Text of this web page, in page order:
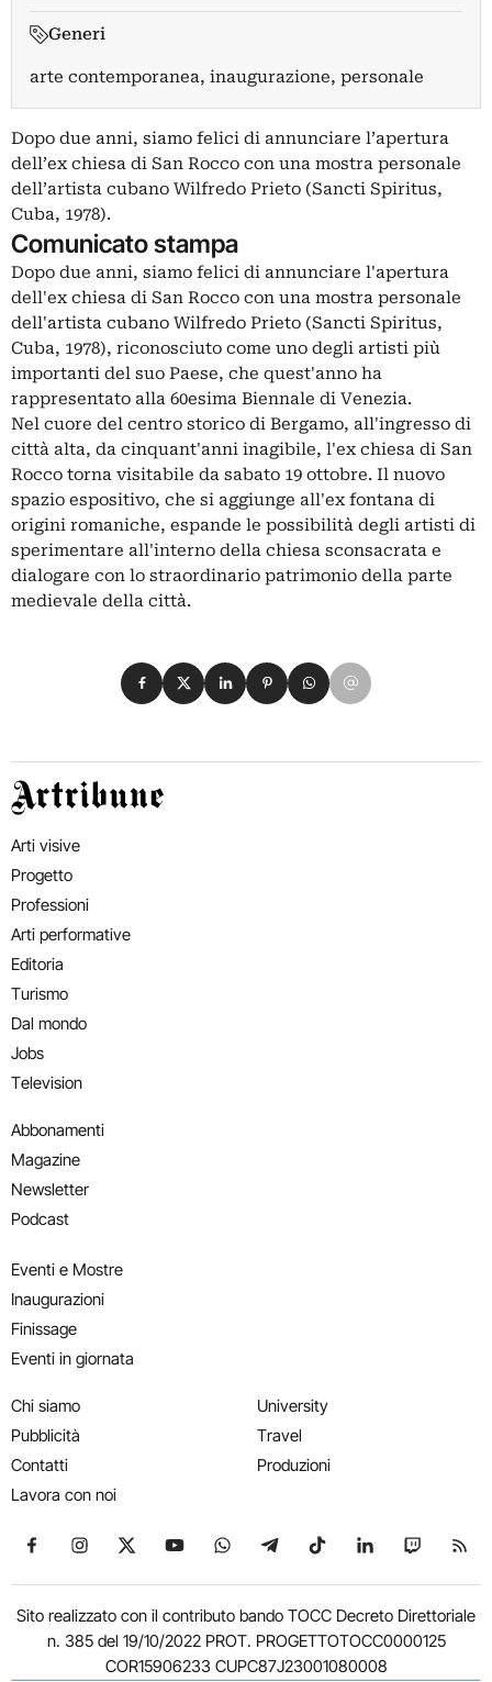
Generi
arte contemporanea, inaugurazione, personale
Dopo due anni, siamo felici di annunciare l’apertura
dell’ex chiesa di San Rocco con una mostra personale
dell’artista cubano Wilfredo Prieto (Sancti Spiritus,
Cuba, 1978).
Comunicato stampa
Dopo due anni, siamo felici di annunciare l'apertura
dell'ex chiesa di San Rocco con una mostra personale
dell'artista cubano Wilfredo Prieto (Sancti Spiritus,
Cuba, 1978), riconosciuto come uno degli artisti più
importanti del suo Paese, che quest'anno ha
rappresentato alla 60esima Biennale di Venezia.
Nel cuore del centro storico di Bergamo, all'ingresso di
città alta, da cinquant'anni inagibile, l'ex chiesa di San
Rocco torna visitabile da sabato 19 ottobre. Il nuovo
spazio espositivo, che si aggiunge all'ex fontana di
origini romaniche, espande le possibilità degli artisti di
sperimentare all'interno della chiesa sconsacrata e
dialogare con lo straordinario patrimonio della parte
medievale della città.
Condividi su Facebook
Condividi su X
Condividi su LinkedIn
Condividi su Pinterest
Condividi su WhatsApp
Condividi su Email
Artribune
Arti visive
Progetto
Professioni
Arti performative
Editoria
Turismo
Dal mondo
Jobs
Television
Abbonamenti
Magazine
Newsletter
Podcast
Eventi e Mostre
Inaugurazioni
Finissage
Eventi in giornata
Chi siamo
Pubblicità
Contatti
Lavora con noi
University
Travel
Produzioni
Seguici su Facebook
Seguici su Instagram
Seguici su X
Seguici su YouTube
Seguici su WhatsApp
Seguici su Telegram
Seguici su TikTok
Seguici su
Seguici
Sito realizzato con il contributo bando TOCC Decreto Direttoriale
n. 385 del 19/10/2022 PROT. PROGETTOTOCC0000125
COR15906233 CUPC87J23001080008